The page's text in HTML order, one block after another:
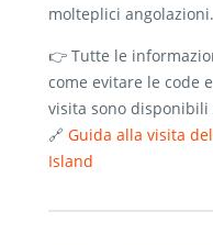
molteplici angolazioni.
👉 Tutte le
come evitare le code
visita sono disponibili
🔗 Guida alla visita
Island